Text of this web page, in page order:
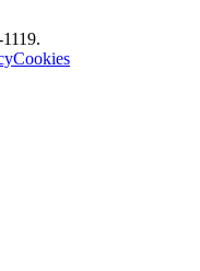
1119.
Cookies